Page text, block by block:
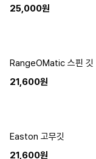
25,000원
RangeOMatic 스핀 깃
21,600원
Easton 고무깃
21,600원